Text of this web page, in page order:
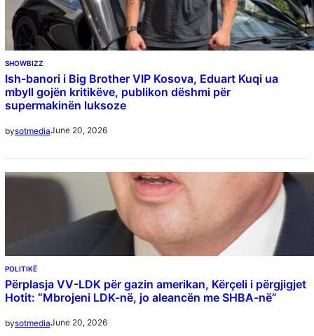
SHOWBIZZ
Ish-banori i Big Brother VIP Kosova, Eduart Kuqi ua
mbyll gojën kritikëve, publikon dëshmi për
supermakinën luksoze
bysotmediaJune 20, 2026
POLITIKË
Përplasja VV-LDK për gazin amerikan, Kërçeli i përgjigjet
Hotit: “Mbrojeni LDK-në, jo aleancën me SHBA-në”
bysotmediaJune 20, 2026